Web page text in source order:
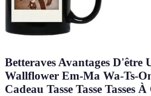
Betteraves Avantages D'être
Wallflower Em-Ma Wa-Ts-
Cadeau Tasse Tasse Tasses À